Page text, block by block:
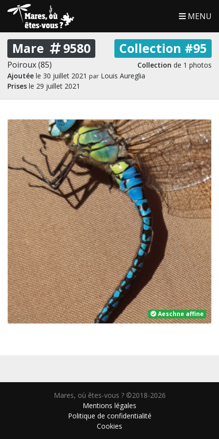
MENU
Mare 9580 Collection #95
Poiroux (85) Collection de 1 photos
Ajoutée le 30 juillet 2021 par Louis Aureglia
Prises le 29 juillet 2021
Aeschne affine
Mares, où êtes-vous ? ©2018-2026
Mentions légales
Politique de confidentialité
Cookies